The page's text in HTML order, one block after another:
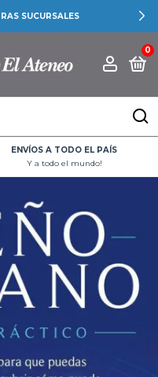
SUCURSALES
0
ENVÍOS A TODO EL PAÍS
Y a todo el mundo!